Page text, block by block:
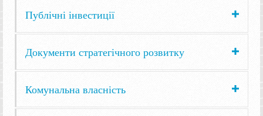
Публічні інвестиції
Документи стратегічного розвитку
Комунальна власність